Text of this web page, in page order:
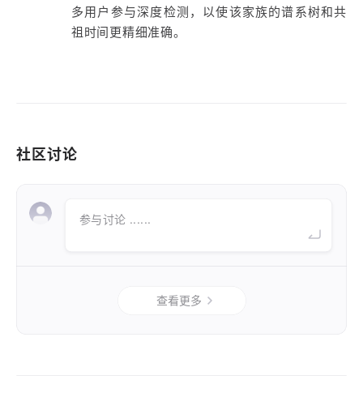
多用户参与深度检测，以使该家族的谱系树和共
祖时间更精细准确。
社区讨论
参与讨论 ......
查看更多